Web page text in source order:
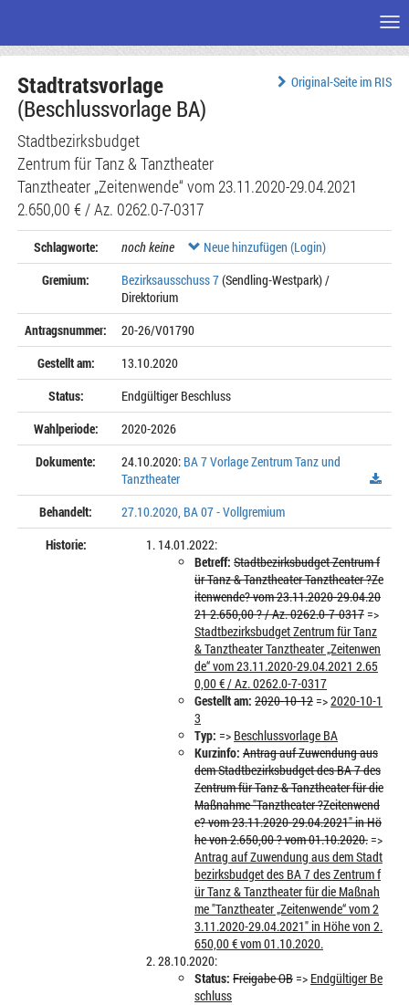
Seiteninhalt
Original-Seite im RIS
Stadtratsvorlage
(Beschlussvorlage BA)
Stadtbezirksbudget
Zentrum für Tanz & Tanztheater
Tanztheater „Zeitenwende“ vom 23.11.2020-29.04.2021
2.650,00 € / Az. 0262.0-7-0317
Schlagworte: noch keine
Neue hinzufügen (Login)
Gremium:
Bezirksausschuss 7(Sendling-Westpark) /
Direktorium
Antragsnummer:
20-26/V01790
Gestellt am:
13.10.2020
Status:
Endgültiger Beschluss
Wahlperiode:
2020-2026
Dokumente:
24.10.2020: BA 7 Vorlage Zentrum Tanz und
Tanztheater
Behandelt:
27.10.2020, BA 07 - Vollgremium
Historie:
14.01.2022:
Betreff: Stadtbezirksbudget Zentrum f
ür Tanz & Tanztheater Tanztheater ?Ze
itenwende? vom 23.11.2020-29.04.20
21 2.650,00 ? / Az. 0262.0-7-0317=>
Stadtbezirksbudget Zentrum für Tanz
& Tanztheater Tanztheater „Zeitenwen
de“ vom 23.11.2020-29.04.2021 2.65
0,00 € / Az. 0262.0-7-0317
Gestellt am: 2020-10-12=>2020-10-1
3
Typ: => Beschlussvorlage BA
Kurzinfo: Antrag auf Zuwendung aus
dem Stadtbezirksbudget des BA 7 des
Zentrum für Tanz & Tanztheater für die
Maßnahme "Tanztheater ?Zeitenwend
e? vom 23.11.2020-29.04.2021" in Hö
he von 2.650,00 ? vom 01.10.2020.=>
Antrag auf Zuwendung aus dem Stadt
bezirksbudget des BA 7 des Zentrum f
ür Tanz & Tanztheater für die Maßnah
me "Tanztheater „Zeitenwende“ vom 2
3.11.2020-29.04.2021" in Höhe von 2.
650,00 € vom 01.10.2020.
28.10.2020:
Status: Freigabe OB=> Endgültiger Be
schluss